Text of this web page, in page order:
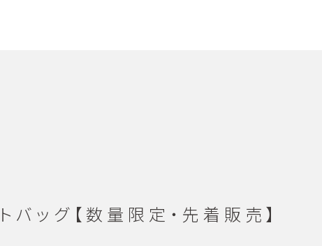
ッグ【数量限定・先着販売】